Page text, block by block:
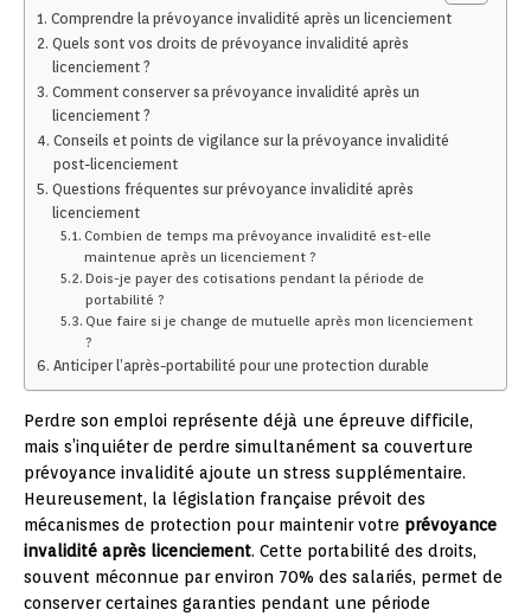
Comprendre la prévoyance invalidité après un licenciement
Quels sont vos droits de prévoyance invalidité après
licenciement ?
Comment conserver sa prévoyance invalidité après un
licenciement ?
Conseils et points de vigilance sur la prévoyance invalidité
post-licenciement
Questions fréquentes sur prévoyance invalidité après
licenciement
Combien de temps ma prévoyance invalidité est-elle
maintenue après un licenciement ?
Dois-je payer des cotisations pendant la période de
portabilité ?
Que faire si je change de mutuelle après mon licenciement
?
Anticiper l’après-portabilité pour une protection durable
Perdre son emploi représente déjà une épreuve difficile,
mais s’inquiéter de perdre simultanément sa couverture
prévoyance invalidité ajoute un stress supplémentaire.
Heureusement, la législation française prévoit des
mécanismes de protection pour maintenir votre prévoyance
invalidité après licenciement. Cette portabilité des droits,
souvent méconnue par environ 70% des salariés, permet de
conserver certaines garanties pendant une période